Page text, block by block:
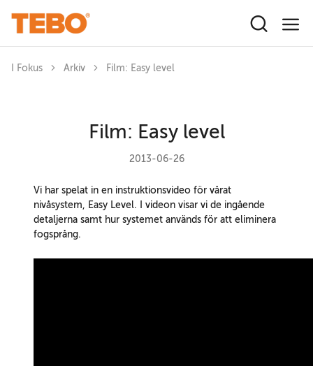
I Fokus Arkiv Film: Easy level
Film: Easy level
2013-06-26
Vi har spelat in en instruktionsvideo för vårat
nivåsystem, Easy Level. I videon visar vi de ingående
detaljerna samt hur systemet används för att eliminera
fogsprång.